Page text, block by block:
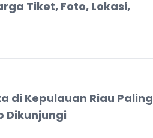
Tiket, Foto, Lokasi,
di Kepulauan Riau Paling
Dikunjungi